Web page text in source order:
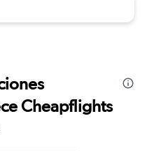
Cheapflights